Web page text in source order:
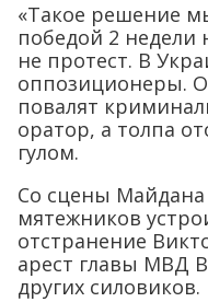
«Такое решение
победой 2 недели
не протест. В
оппозиционеры.
повалят
оратор, а толпа
гулом.
Со сцены Майдана
мятежников
отстранение
арест главы МВД
других силовиков.